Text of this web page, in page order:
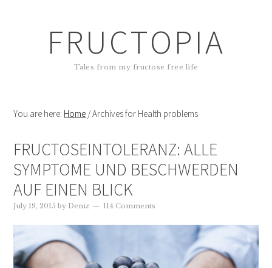
FRUCTOPIA
Tales from my fructose free life
You are here: Home /Archives for Health problems
FRUCTOSEINTOLERANZ: ALLE
SYMPTOME UND BESCHWERDEN
AUF EINEN BLICK
July 19, 2015 byDeniz 114 Comments